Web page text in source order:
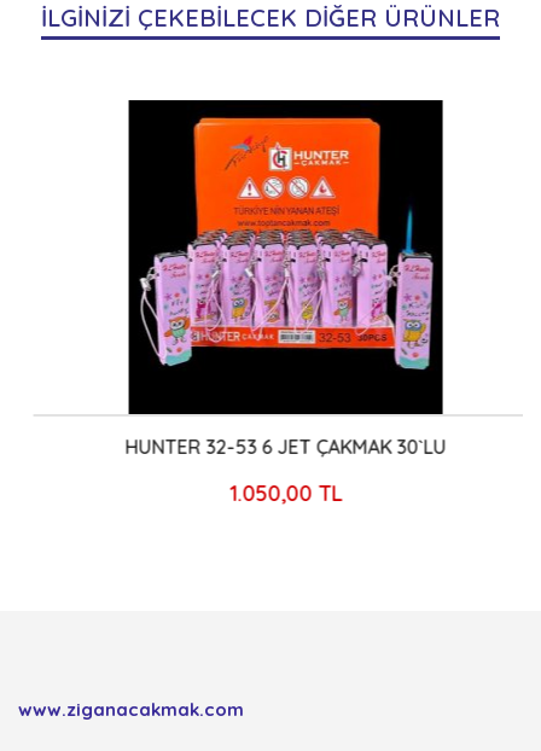
İLGİNİZİ ÇEKEBİLECEK DİĞER ÜRÜNLER
HUNTER 32-53 6 JET ÇAKMAK 30`LU
1.050,00 TL
www.ziganacakmak.com